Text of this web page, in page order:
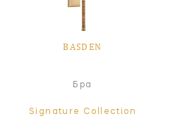
BASDEN
Бра
Signature Collection